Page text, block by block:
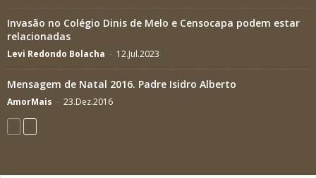
Invasão no Colégio Dinis de Melo e Censocapa podem estar
relacionadas
Levi Redondo Bolacha - 12.Jul.2023
Mensagem de Natal 2016. Padre Isidro Alberto
AmorMais - 23.Dez.2016